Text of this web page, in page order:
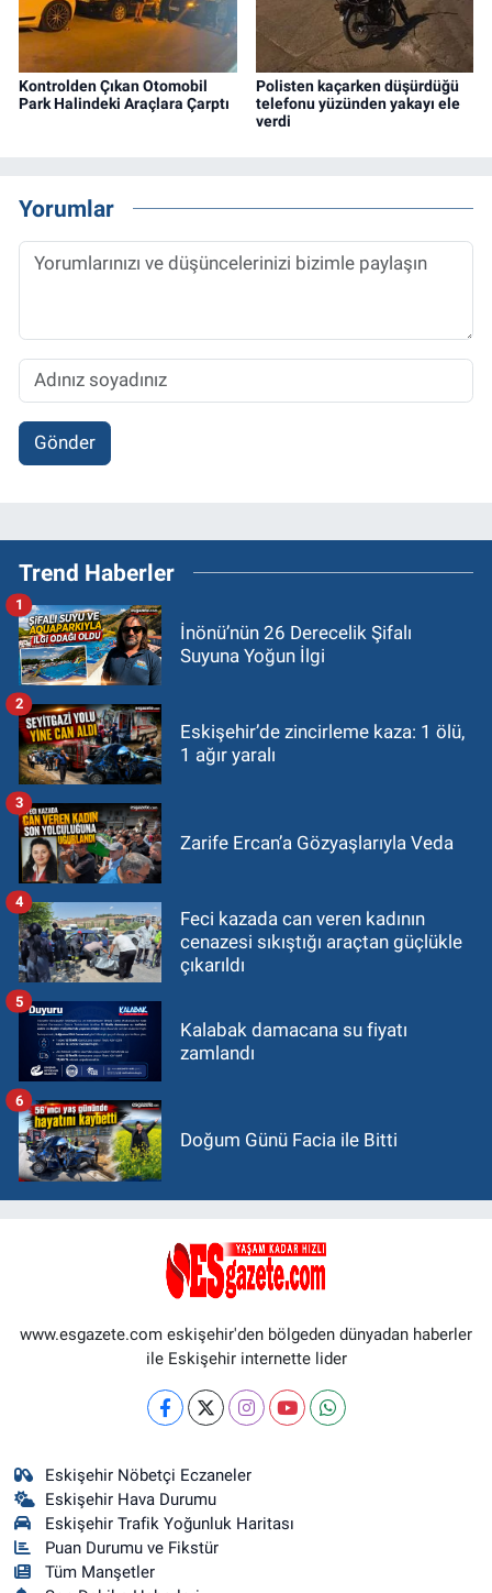
Kontrolden Çıkan Otomobil
Park Halindeki Araçlara Çarptı
Polisten kaçarken düşürdüğü
telefonu yüzünden yakayı ele
verdi
Yorumlar
Gönder
Trend Haberler
İnönü’nün 26 Derecelik Şifalı
Suyuna Yoğun İlgi
1
Eskişehir’de zincirleme kaza: 1 ölü,
1 ağır yaralı
2
Zarife Ercan’a Gözyaşlarıyla Veda
3
Feci kazada can veren kadının
cenazesi sıkıştığı araçtan güçlükle
çıkarıldı
4
Kalabak damacana su fiyatı
zamlandı
5
Doğum Günü Facia ile Bitti
6
www.esgazete.com eskişehir'den bölgeden dünyadan haberler
ile Eskişehir internette lider
Eskişehir Nöbetçi Eczaneler
Eskişehir Hava Durumu
Eskişehir Trafik Yoğunluk Haritası
Puan Durumu ve Fikstür
Tüm Manşetler